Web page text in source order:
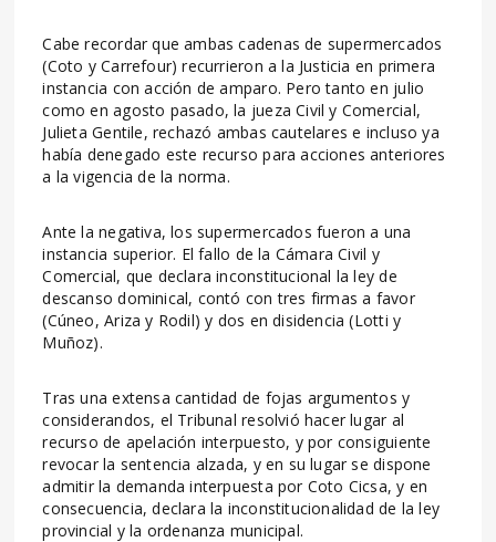
Cabe recordar que ambas cadenas de supermercados
(Coto y Carrefour) recurrieron a la Justicia en primera
instancia con acción de amparo. Pero tanto en julio
como en agosto pasado, la jueza Civil y Comercial,
Julieta Gentile, rechazó ambas cautelares e incluso ya
había denegado este recurso para acciones anteriores
a la vigencia de la norma.
Ante la negativa, los supermercados fueron a una
instancia superior. El fallo de la Cámara Civil y
Comercial, que declara inconstitucional la ley de
descanso dominical, contó con tres firmas a favor
(Cúneo, Ariza y Rodil) y dos en disidencia (Lotti y
Muñoz).
Tras una extensa cantidad de fojas argumentos y
considerandos, el Tribunal resolvió hacer lugar al
recurso de apelación interpuesto, y por consiguiente
revocar la sentencia alzada, y en su lugar se dispone
admitir la demanda interpuesta por Coto Cicsa, y en
consecuencia, declara la inconstitucionalidad de la ley
provincial y la ordenanza municipal.